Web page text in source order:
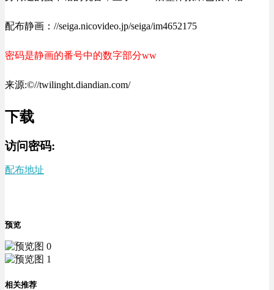
配布静画：//seiga.nicovideo.jp/seiga/im4652175
密码是静画的番号中的数字部分ww
来源:©//twilinght.diandian.com/
下载
访问密码:
配布地址
预览
相关推荐